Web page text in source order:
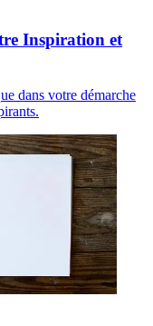
Inspiration et
dans votre démarche